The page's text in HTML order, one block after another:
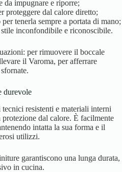
da impugnare e riporre;
proteggere dal calore diretto;
tenerla sempre a portata di mano;
inconfondibile e riconoscibile.
per rimuovere il boccale
il Varoma, per afferrare
durevole
resistenti e materiali interni
protezione dal calore. È facilmente
intatta la sua forma e il
utilizzi.
garantiscono una lunga durata,
in cucina.